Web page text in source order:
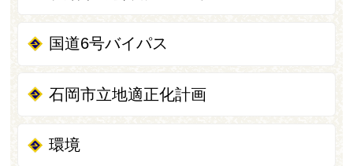
国道6号バイパス
石岡市立地適正化計画
環境